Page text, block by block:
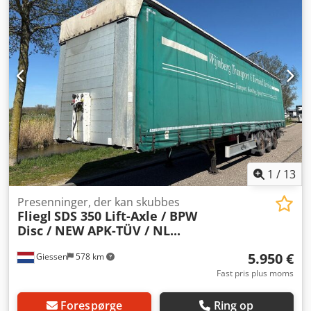
1 / 13
Giessen 578 km
Presenninger, der kan skubbes
Fliegl SDS 350 Lift-Axle / BPW
Disc / NEW APK-TÜV / NL...
5.950 €
Fast pris plus moms
Forespørge Ring op